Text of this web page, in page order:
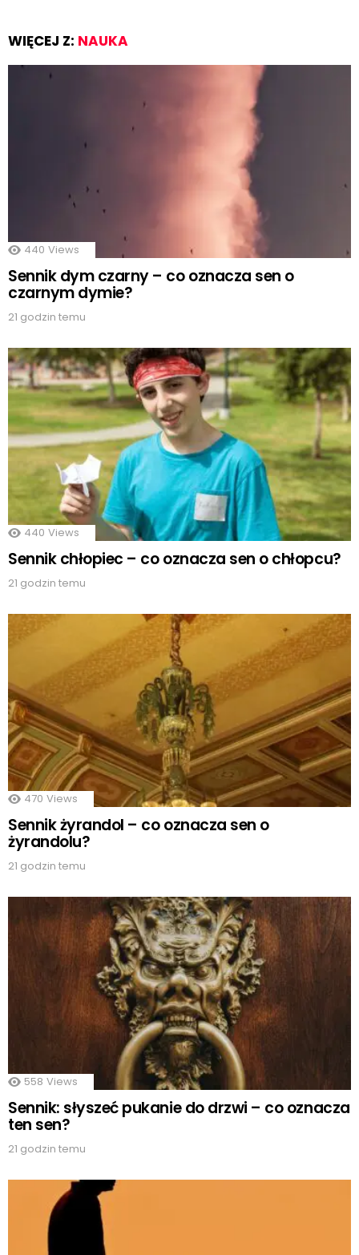
WIĘCEJ Z: NAUKA
440 Views
Sennik dym czarny – co oznacza sen o
czarnym dymie?
21 godzin temu
440 Views
Sennik chłopiec – co oznacza sen o chłopcu?
21 godzin temu
470 Views
Sennik żyrandol – co oznacza sen o
żyrandolu?
21 godzin temu
558 Views
Sennik: słyszeć pukanie do drzwi – co oznacza
ten sen?
21 godzin temu